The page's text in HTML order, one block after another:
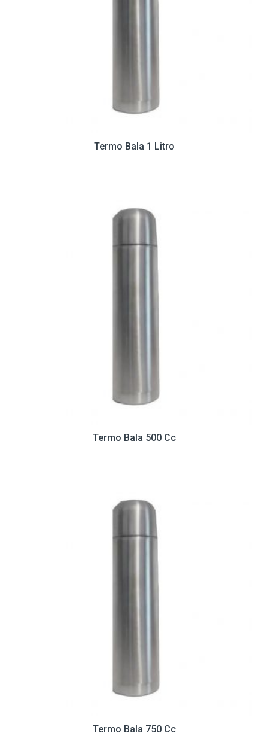
Termo Bala 1 Litro
Termo Bala 500 Cc
Termo Bala 750 Cc